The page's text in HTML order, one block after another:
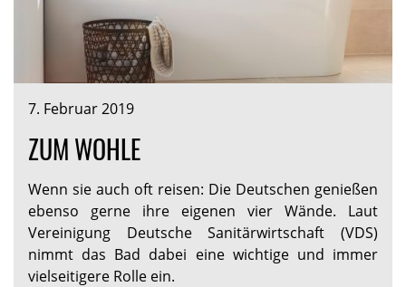
7. Februar 2019
ZUM WOHLE
Wenn sie auch oft reisen: Die Deutschen genießen
ebenso gerne ihre eigenen vier Wände. Laut
Vereinigung Deutsche Sanitärwirtschaft (VDS)
nimmt das Bad dabei eine wichtige und immer
vielseitigere Rolle ein.